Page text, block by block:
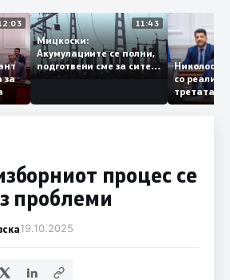
12:03
за
11:43
Мицкоски:
Акумулациите се полни,
подготвени сме за сите
ризици, не размислување
струјата
со
процес се
проблеми
19.10.2025